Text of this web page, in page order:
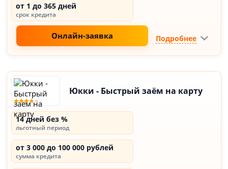
от 1 до 365 дней
срок кредита
Онлайн-заявка Подробнее
Юкки - Быстрый заём на карту
14 дней без %
льготный период
от 3 000 до 100 000 рублей
сумма кредита